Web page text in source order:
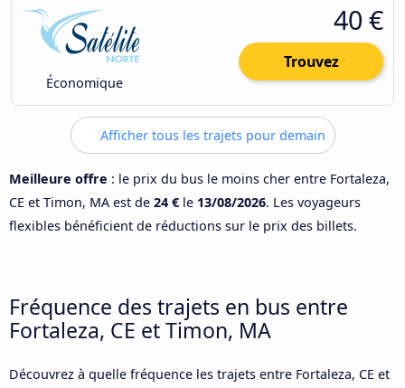
Économique
40 €
Trouvez
Afficher tous les trajets pour demain
Meilleure offre : le prix du bus le moins cher entre Fortaleza,
CE et Timon, MA est de 24 € le 13/08/2026. Les voyageurs
flexibles bénéficient de réductions sur le prix des billets.
Fréquence des trajets en bus entre
Fortaleza, CE et Timon, MA
Découvrez à quelle fréquence les trajets entre Fortaleza, CE et